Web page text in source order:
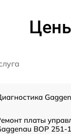
платы
BOP 251-